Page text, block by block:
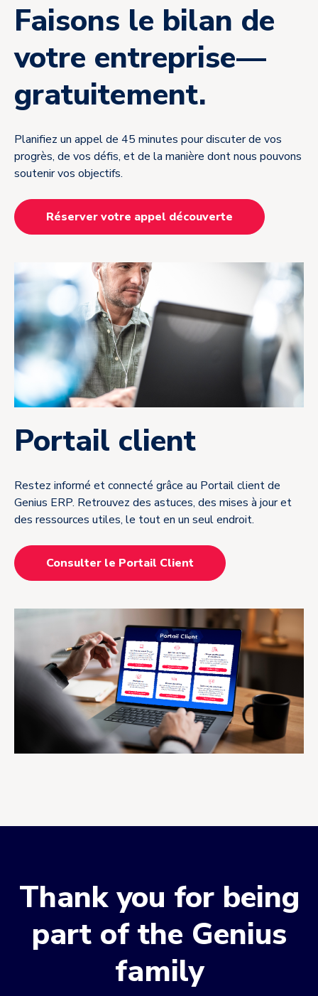
Faisons le bilan de
votre entreprise—
gratuitement.
Planifiez un appel de 45 minutes pour discuter de vos
progrès, de vos défis, et de la manière dont nous pouvons
soutenir vos objectifs.
Réserver votre appel découverte
Portail client
Restez informé et connecté grâce au Portail client de
Genius ERP. Retrouvez des astuces, des mises à jour et
des ressources utiles, le tout en un seul endroit.
Consulter le Portail Client
Thank you for being
part of the Genius
family